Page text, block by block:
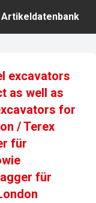
Artikeldatenbank
excavators
as well as
for
/ Terex
für
für